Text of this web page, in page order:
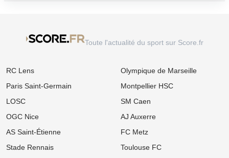
Mercato ASSE : Un club de Serie A s'attaque à Lucas Stassin,
grosse vente en vue pour les Verts !
Mercato Lens : Un attaquant de Benfica dans le viseur, la Lazio
Mercato : L'OM passe à l'attaque pour s'offrir une sensation
égyptienne du Mondial !
08/08 Ligue 1
pour un patron de la défense
Toute l'actualité du sport sur Score.fr
RC Lens
Paris Saint-Germain
LOSC
OGC Nice
AS Saint-Étienne
Stade Rennais
Olympique de Marseille
Montpellier HSC
SM Caen
AJ Auxerre
FC Metz
Toulouse FC